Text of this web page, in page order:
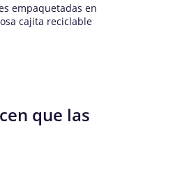
empaquetadas en
cajita reciclable
que las